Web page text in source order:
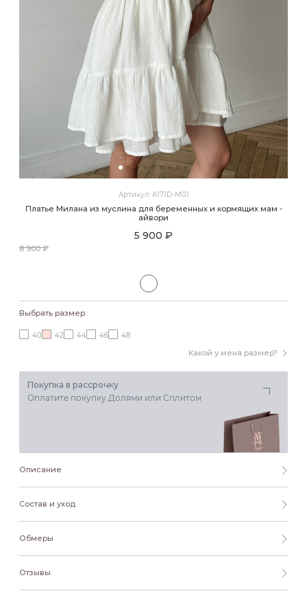
Артикул: A171D-M01
Платье Милана из муслина для беременных и кормящих мам -
айвори
5 900 ₽
8 900 ₽
Выбрать размер:
Какой у меня размер?
40 42 44 46 48
Покупка в рассрочку
Оплатите покупку Долями или Сплитом
Описание
Состав и уход
Обмеры
Отзывы